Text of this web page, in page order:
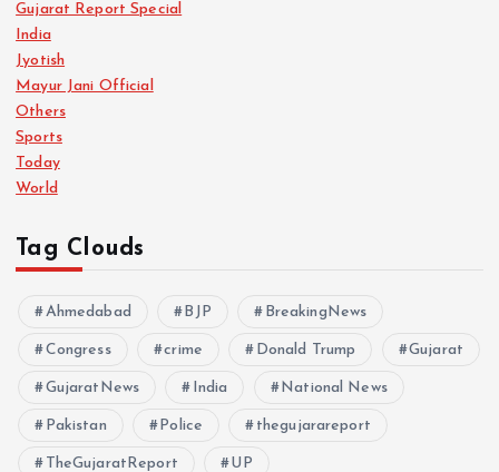
Gujarat Report Special
India
Jyotish
Mayur Jani Official
Others
Sports
Today
World
Tag Clouds
Ahmedabad BJP BreakingNews
Congress crime Donald Trump Gujarat
GujaratNews India National News
Pakistan Police thegujarareport
TheGujaratReport UP